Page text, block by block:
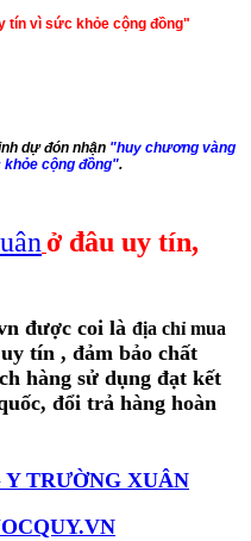
tín vì sức khỏe cộng đồng"
dự đón nhận "huy chương vàng
cộng đồng".
ở đâu uy tín,
được coi là địa chỉ mua
uy tín , đảm bảo chất
hàng sử dụng đạt kết
đổi trả hàng hoàn
TRƯỜNG XUÂN